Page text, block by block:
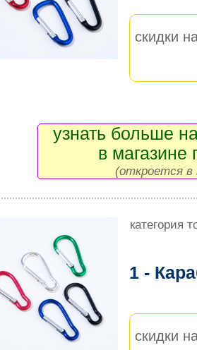
скидки
узнать больше
в магазине
(откроется в
категория
1 -
скидки